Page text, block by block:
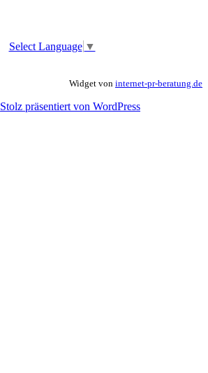
Select Language ▼
Widget von internet-pr-beratung.de
Stolz präsentiert von WordPress